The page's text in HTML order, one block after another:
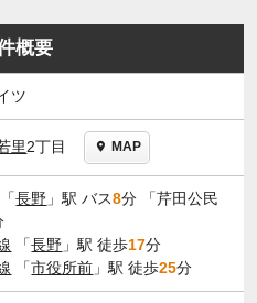
概要
ツ
里2丁目 MAP
「長野 」駅 バス8分 「芹田公民
「長野 」駅 徒歩17分
「市役所前 」駅 徒歩25分